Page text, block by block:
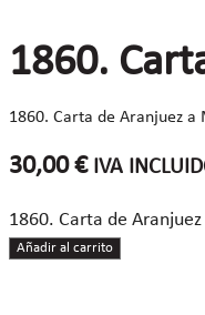
1860.
1860. Carta de Aranjuez a
30,00€ IVA
1860. Carta de
Añadir al carrito